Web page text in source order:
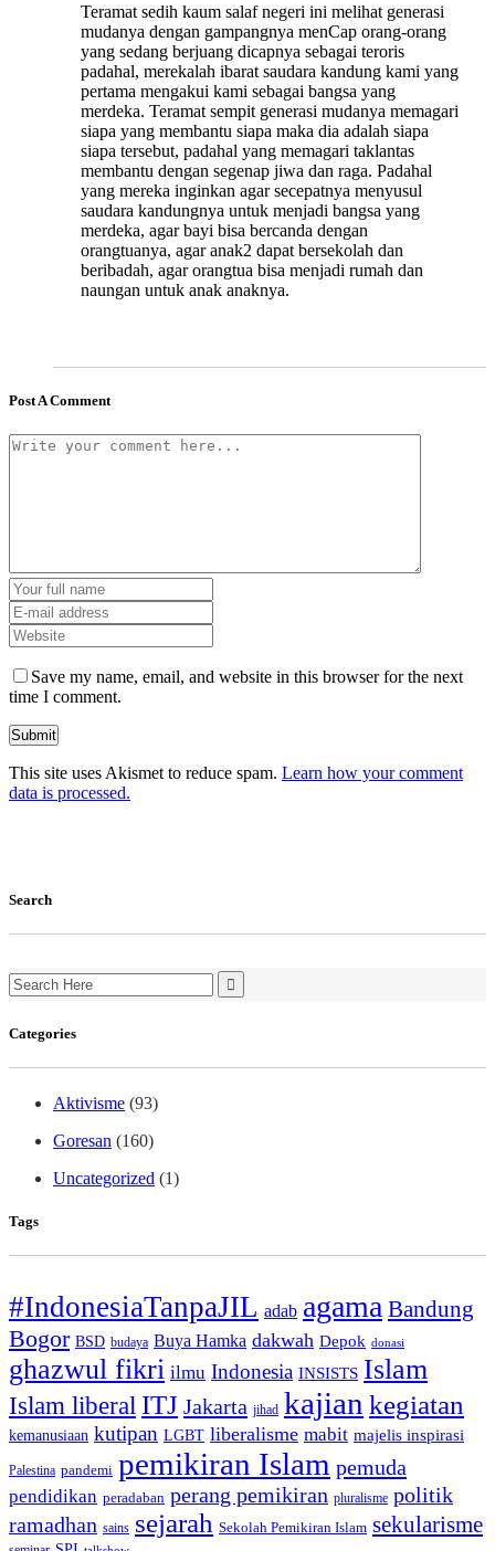
Teramat sedih kaum salaf negeri ini melihat generasi
mudanya dengan gampangnya menCap orang-orang
yang sedang berjuang dicapnya sebagai teroris
padahal, merekalah ibarat saudara kandung kami yang
pertama mengakui kami sebagai bangsa yang
merdeka. Teramat sempit generasi mudanya memagari
siapa yang membantu siapa maka dia adalah siapa
siapa tersebut, padahal yang memagari taklantas
membantu dengan segenap jiwa dan raga. Padahal
yang mereka inginkan agar secepatnya menyusul
saudara kandungnya untuk menjadi bangsa yang
merdeka, agar bayi bisa bercanda dengan
orangtuanya, agar anak2 dapat bersekolah dan
beribadah, agar orangtua bisa menjadi rumah dan
naungan untuk anak anaknya.
Post A Comment
Save my name, email, and website in this browser for the next
time I comment.
This site uses Akismet to reduce spam. Learn how your comment
data is processed.
Search
Search
for:
Categories
Aktivisme (93)
Goresan (160)
Uncategorized (1)
Tags
#IndonesiaTanpaJIL adab agama Bandung
Bogor BSD budaya Buya Hamka dakwah Depok donasi
ghazwul fikri ilmu Indonesia INSISTS Islam
Islam liberal ITJ Jakarta jihad kajian kegiatan
kemanusiaan kutipan LGBT liberalisme mabit majelis inspirasi
Palestina pandemi pemikiran Islam pemuda
pendidikan peradaban perang pemikiran pluralisme politik
ramadhan sains sejarah Sekolah Pemikiran Islam sekularisme